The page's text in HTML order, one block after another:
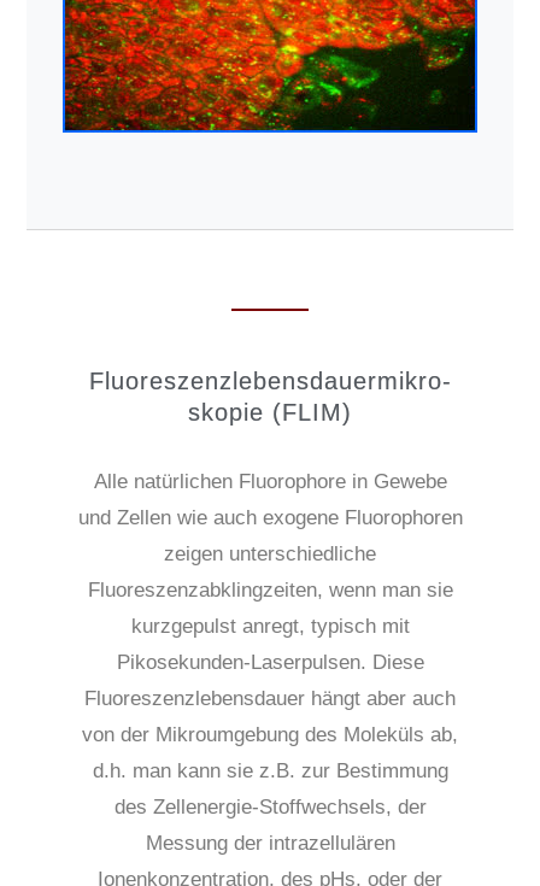
Fluores­zenz­lebens­dauer­mikro­
skopie (FLIM)
Alle natürlichen Fluorophore in Gewebe
und Zellen wie auch exogene Fluorophoren
zeigen unterschiedliche
Fluoreszenzabklingzeiten, wenn man sie
kurzgepulst anregt, typisch mit
Pikosekunden-Laserpulsen. Diese
Fluoreszenzlebensdauer hängt aber auch
von der Mikroumgebung des Moleküls ab,
d.h. man kann sie z.B. zur Bestimmung
des Zellenergie-Stoffwechsels, der
Messung der intrazellulären
Ionenkonzentration, des pHs, oder der